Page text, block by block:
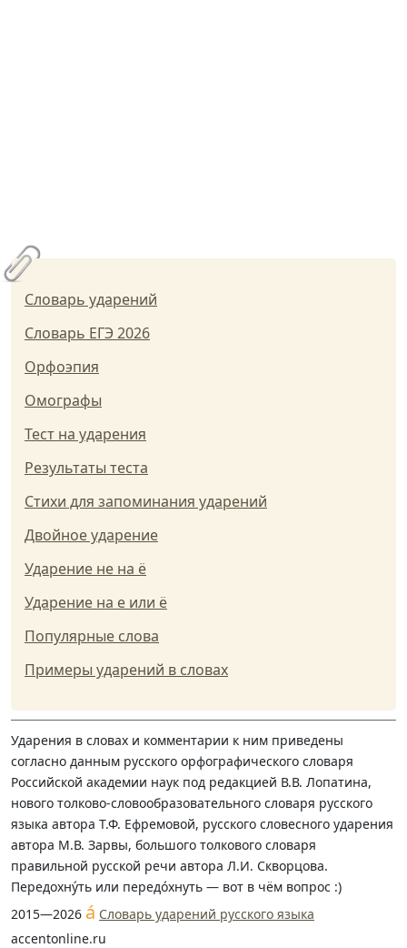
Словарь ударений
Словарь ЕГЭ 2026
Орфоэпия
Омографы
Тест на ударения
Результаты теста
Стихи для запоминания ударений
Двойное ударение
Ударение не на ё
Ударение на е или ё
Популярные слова
Примеры ударений в словах
Ударения в словах и комментарии к ним приведены
согласно данным русского орфографического словаря
Российской академии наук под редакцией В.В. Лопатина,
нового толково-словообразовательного словаря русского
языка автора Т.Ф. Ефремовой, русского словесного ударения
автора М.В. Зарвы, большого толкового словаря
правильной русской речи автора Л.И. Скворцова.
Передохну́ть или передо́хнуть — вот в чём вопрос :)
2015—2026 á Словарь ударений русского языка
accentonline.ru